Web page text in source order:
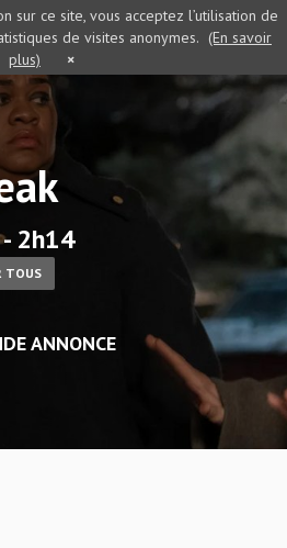
- 2h14
TOUS
ANNONCE
sur ce site, vous acceptez l’utilisation de
de visites anonymes. (En savoir
plus)
×